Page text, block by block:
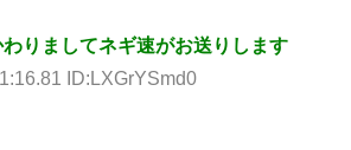
りましてネギ速がお送りします
ID:LXGrYSmd0